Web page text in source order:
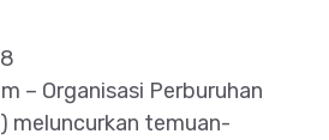
– Organisasi Perburuhan
meluncurkan temuan-